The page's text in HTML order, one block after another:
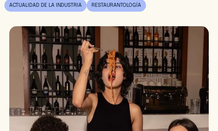
ACTUALIDAD DE LA INDUSTRIA RESTAURANTOLOGÍA